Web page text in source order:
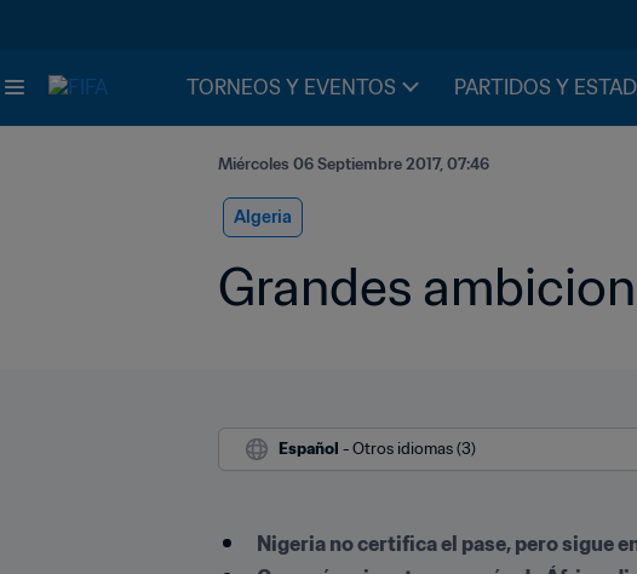
TORNEOS Y EVENTOS PARTIDOS Y
Miércoles 06 Septiembre 2017, 07:46
Algeria
Grandes
Español - Otros idiomas (3)
Nigeria no certifica el pase, pero sigue